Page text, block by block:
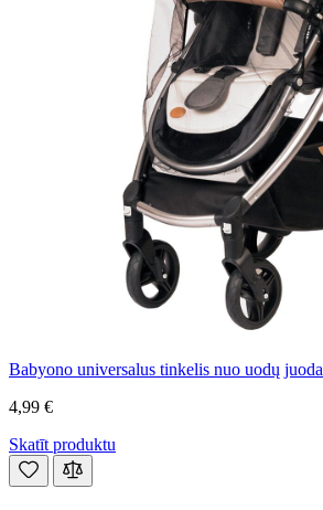
Babyono universalus tinkelis nuo uodų
4,99 €
Skatīt produktu